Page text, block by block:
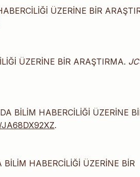
ÜZERİNE BİR
ÜZERİNE BİR ARAŞTIRMA.
BİLİM HABERCİLİĞİ ÜZERİNE
.
HABERCİLİĞİ ÜZERİNE BİR